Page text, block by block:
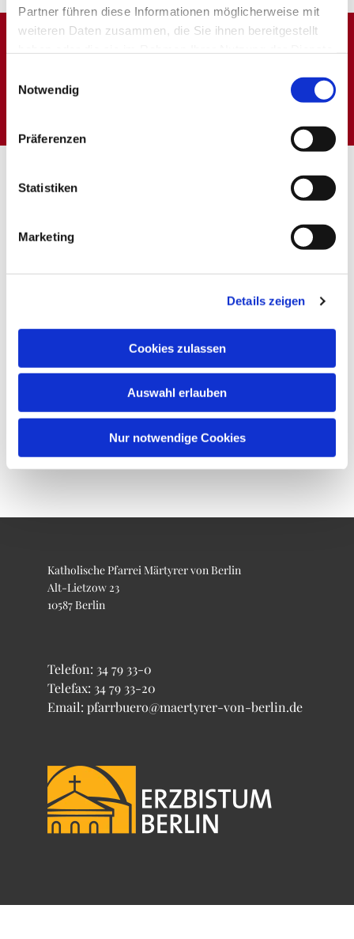
Partner führen diese Informationen möglicherweise mit
weiteren Daten zusammen, die Sie ihnen bereitgestellt
Notwendig
Präferenzen
Statistiken
Marketing
Details zeigen
Cookies zulassen
Auswahl erlauben
Nur notwendige Cookies
Katholische Pfarrei Märtyrer von Berlin
Alt-Lietzow 23
10587 Berlin
Telefon: 34 79 33-0
Telefax: 34 79 33-20
Email: pfarrbuero@maertyrer-von-berlin.de